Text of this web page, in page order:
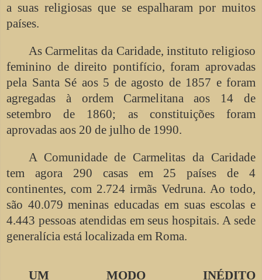
a suas religiosas que se espalharam por muitos
países.
As Carmelitas da Caridade, instituto religioso
feminino de direito pontifício, foram aprovadas
pela Santa Sé aos 5 de agosto de 1857 e foram
agregadas à ordem Carmelitana aos 14 de
setembro de 1860; as constituições foram
aprovadas aos 20 de julho de 1990.
A Comunidade de Carmelitas da Caridade
tem agora 290 casas em 25 países de 4
continentes, com 2.724 irmãs Vedruna. Ao todo,
são 40.079 meninas educadas em suas escolas e
4.443 pessoas atendidas em seus hospitais. A sede
generalícia está localizada em Roma.
UM MODO INÉDITO